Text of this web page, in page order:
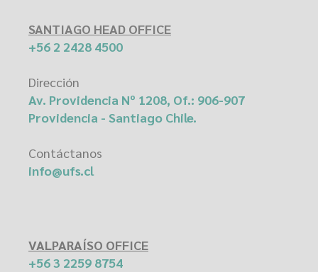
SANTIAGO HEAD OFFICE
+56 2 2428 4500
Dirección
Av. Providencia Nº 1208, Of.: 906-907
Providencia - Santiago Chile.
Contáctanos
info@ufs.cl
VALPARAÍSO OFFICE
+56 3 2259 8754